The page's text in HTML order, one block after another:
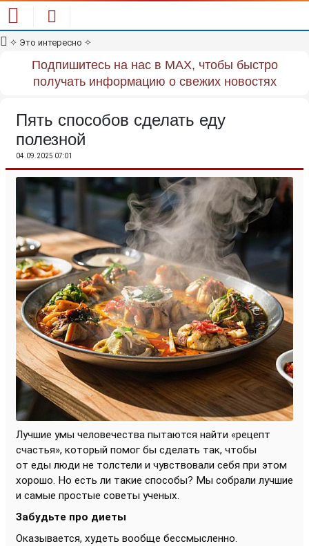
✧ Это интересно ✧
Подпишитесь на нас в MAX, чтобы быстро
получать информацию о свежих новостях
Пять способов сделать еду
полезной
04.09.2025 07:01
Лучшие умы человечества пытаются найти «рецепт
счастья», который помог бы сделать так, чтобы
от еды люди не толстели и чувствовали себя при этом
хорошо. Но есть ли такие способы? Мы собрали лучшие
и самые простые советы ученых.
Забудьте про диеты
Оказывается, худеть вообще бессмысленно.